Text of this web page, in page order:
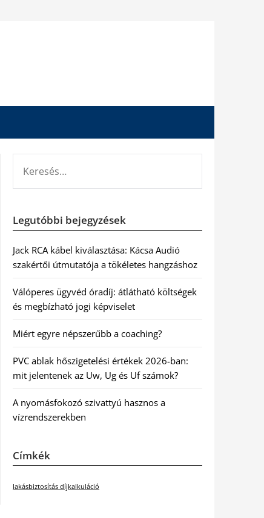
Legutóbbi bejegyzések
Jack RCA kábel kiválasztása: Kácsa Audió
szakértői útmutatója a tökéletes hangzáshoz
Válóperes ügyvéd óradíj: átlátható költségek
és megbízható jogi képviselet
Miért egyre népszerűbb a coaching?
PVC ablak hőszigetelési értékek 2026-ban:
mit jelentenek az Uw, Ug és Uf számok?
A nyomásfokozó szivattyú hasznos a
vízrendszerekben
Címkék
lakásbiztosítás díjkalkuláció